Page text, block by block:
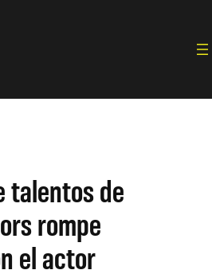
talentos de
rompe
el actor